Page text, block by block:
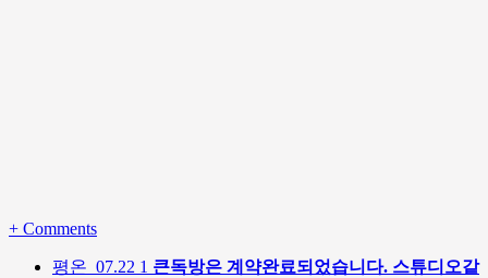
+ Comments
평온 07.22 1 큰독방은 계약완료되었습니다. 스튜디오같